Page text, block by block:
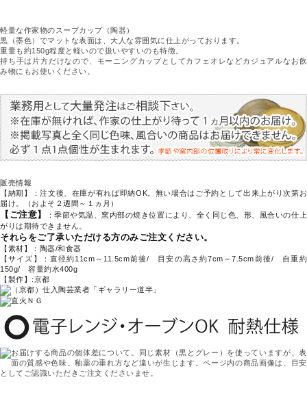
軽量な作家物のスープカップ（陶器）
黒（墨色）でマットな表面は、大人な雰囲気に仕上がっております。
重量も約150g程度と軽いので扱いやすいのも特徴。
持ち手は片方だけなので、モーニングカップとしてカフェオレなどカジュアルなお飲
み物にもお使いください。
販売情報
【納期】：注文後、在庫が有れば即納OK。無い場合はご予約として出来上がり次第お
届け。（およそ２週間～１ヵ月）
【ご注意】
：季節や気温、窯内部の焼き位置により、全く同じ色、形、風合いの仕上
がりは期待できません。
それらをご了承いただける方のみご注文ください。
【素材】：陶器/和食器
【サイズ】：直径約11cm～11.5cm前後/ 目安の高さ約7cm～7.5cm前後/ 自重約
150g/ 容量約水400g
【製作】:京都